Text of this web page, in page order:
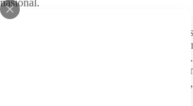
nasional.
. Ini
umum. Siapa saja boleh. Tidak perlu
meja. Yang penting kalian punya
Kalian punya keseriusan. Silahkan kelola
untuk kebaikan rakyat, bangsa, dan